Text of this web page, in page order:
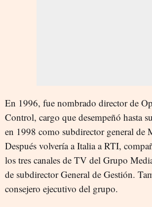
En 1996, fue nombrado director de
Control, cargo que desempeñó hasta
en 1998 como subdirector general de
Después volvería a Italia a RTI,
los tres canales de TV del Grupo
de subdirector General de Gestión.
consejero ejecutivo del grupo.